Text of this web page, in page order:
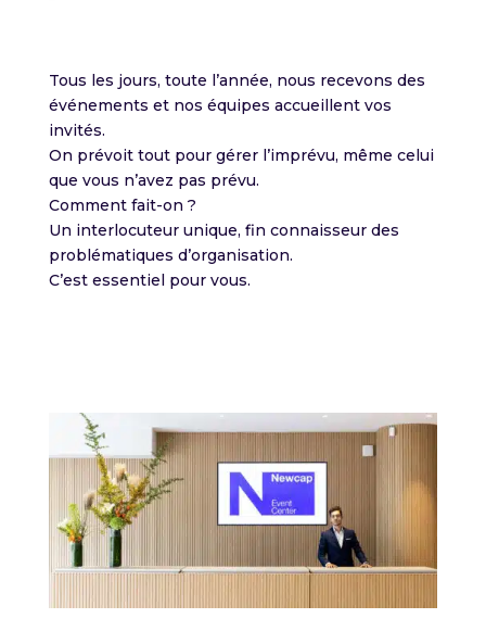
Tous les jours, toute l’année, nous recevons des
événements et nos équipes accueillent vos
invités.
On prévoit tout pour gérer l’imprévu, même celui
que vous n’avez pas prévu.
Comment fait-on ?
Un interlocuteur unique, fin connaisseur des
problématiques d’organisation.
C’est essentiel pour vous.